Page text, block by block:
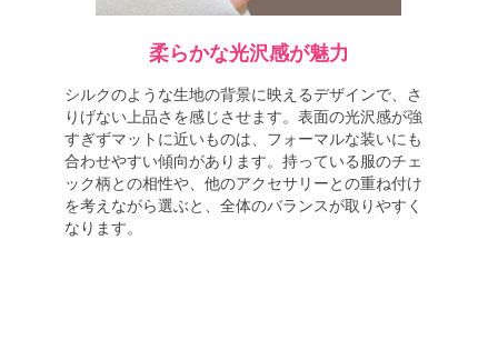
柔らかな光沢感が魅力
シルクのような生地の背景に映えるデザインで、さ
りげない上品さを感じさせます。表面の光沢感が強
すぎずマットに近いものは、フォーマルな装いにも
合わせやすい傾向があります。持っている服のチェ
ック柄との相性や、他のアクセサリーとの重ね付け
を考えながら選ぶと、全体のバランスが取りやすく
なります。